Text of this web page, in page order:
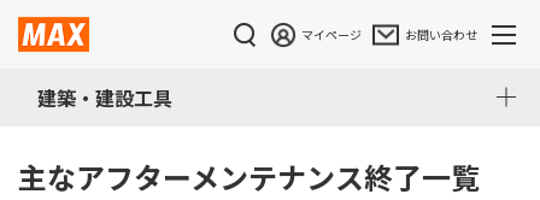
マイページ お問い合わせ
建築・建設工具
主なアフターメンテナンス終了一覧